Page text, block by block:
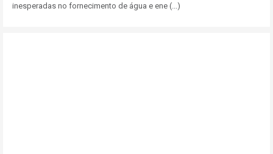
inesperadas no fornecimento de água e ene (...)